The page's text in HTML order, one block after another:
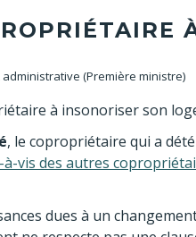
(Première ministre)
à insonoriser son
, le copropriétaire qui a
vis des autres
dues à un